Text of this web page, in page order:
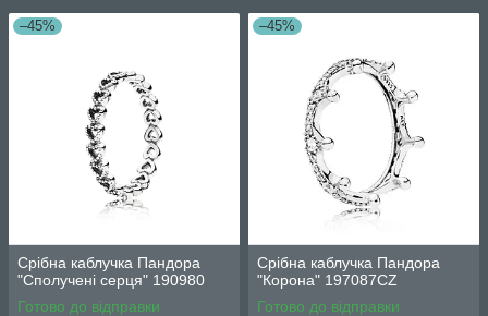
–45%
Срібна каблучка Пандора
"Сполучені серця" 190980
Готово до відправки
–45%
Срібна каблучка Пандора
"Корона" 197087CZ
Готово до відправки